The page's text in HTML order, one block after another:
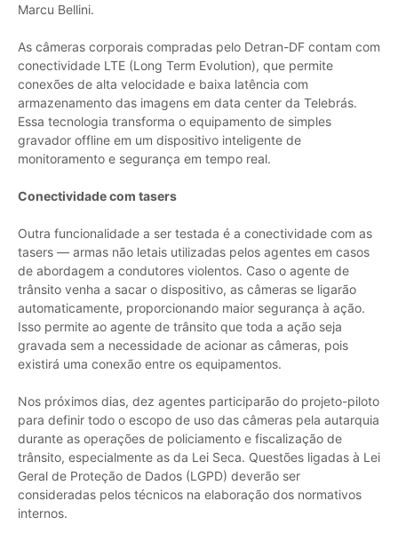
Marcu Bellini.
As câmeras corporais compradas pelo Detran-DF contam com
conectividade LTE (Long Term Evolution), que permite
conexões de alta velocidade e baixa latência com
armazenamento das imagens em data center da Telebrás.
Essa tecnologia transforma o equipamento de simples
gravador offline em um dispositivo inteligente de
monitoramento e segurança em tempo real.
Conectividade com tasers
Outra funcionalidade a ser testada é a conectividade com as
tasers — armas não letais utilizadas pelos agentes em casos
de abordagem a condutores violentos. Caso o agente de
trânsito venha a sacar o dispositivo, as câmeras se ligarão
automaticamente, proporcionando maior segurança à ação.
Isso permite ao agente de trânsito que toda a ação seja
gravada sem a necessidade de acionar as câmeras, pois
existirá uma conexão entre os equipamentos.
Nos próximos dias, dez agentes participarão do projeto-piloto
para definir todo o escopo de uso das câmeras pela autarquia
durante as operações de policiamento e fiscalização de
trânsito, especialmente as da Lei Seca. Questões ligadas à Lei
Geral de Proteção de Dados (LGPD) deverão ser
consideradas pelos técnicos na elaboração dos normativos
internos.